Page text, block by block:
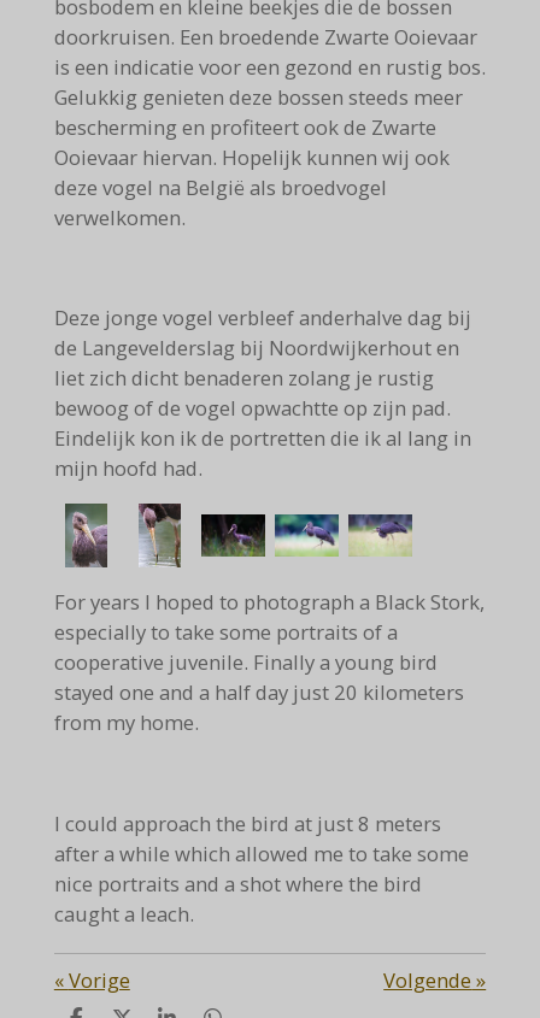
bosbodem en kleine beekjes die de bossen
doorkruisen. Een broedende Zwarte Ooievaar
is een indicatie voor een gezond en rustig bos.
Gelukkig genieten deze bossen steeds meer
bescherming en profiteert ook de Zwarte
Ooievaar hiervan. Hopelijk kunnen wij ook
deze vogel na België als broedvogel
verwelkomen.
Deze jonge vogel verbleef anderhalve dag bij
de Langevelderslag bij Noordwijkerhout en
liet zich dicht benaderen zolang je rustig
bewoog of de vogel opwachtte op zijn pad.
Eindelijk kon ik de portretten die ik al lang in
mijn hoofd had.
For years I hoped to photograph a Black Stork,
especially to take some portraits of a
cooperative juvenile. Finally a young bird
stayed one and a half day just 20 kilometers
from my home.
I could approach the bird at just 8 meters
after a while which allowed me to take some
nice portraits and a shot where the bird
caught a leach.
«Vorige Volgende »